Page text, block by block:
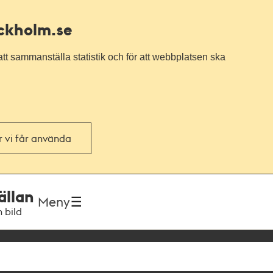
sammanställa statistik och för att webbplatsen ska
vi får använda
bild
Meny